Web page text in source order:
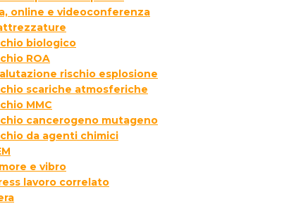
online e videoconferenza
biologico
ROA
rischio esplosione
scariche atmosferiche
MMC
cancerogeno mutageno
da agenti chimici
e vibro
lavoro correlato